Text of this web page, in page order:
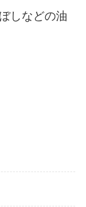
しなどの油